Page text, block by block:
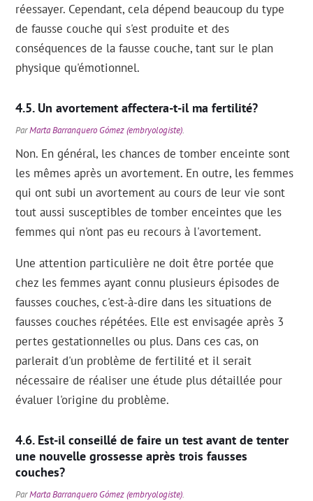
réessayer. Cependant, cela dépend beaucoup du type
de fausse couche qui s'est produite et des
conséquences de la fausse couche, tant sur le plan
physique qu'émotionnel.
Un avortement affectera-t-il ma fertilité?
ParMarta Barranquero Gómez (embryologiste).
Non. En général, les chances de tomber enceinte sont
les mêmes après un avortement. En outre, les femmes
qui ont subi un avortement au cours de leur vie sont
tout aussi susceptibles de tomber enceintes que les
femmes qui n'ont pas eu recours à l'avortement.
Une attention particulière ne doit être portée que
chez les femmes ayant connu plusieurs épisodes de
fausses couches, c'est-à-dire dans les situations de
fausses couches répétées. Elle est envisagée après 3
pertes gestationnelles ou plus. Dans ces cas, on
parlerait d'un problème de fertilité et il serait
nécessaire de réaliser une étude plus détaillée pour
évaluer l'origine du problème.
Est-il conseillé de faire un test avant de tenter
une nouvelle grossesse après trois fausses
couches?
ParMarta Barranquero Gómez (embryologiste).